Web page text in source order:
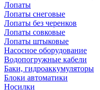
Лопаты
Лопаты снеговые
Лопаты без черенков
Лопаты совковые
Лопаты штыковые
Насосное оборудование
Водопогружные кабели
Баки, гидроаккумуляторы
Блоки автоматики
Носилки